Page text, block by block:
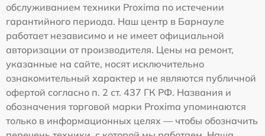
обслуживанием техники Proxima по истечении
гарантийного периода. Наш центр в Барнауле
работает независимо и не имеет официальной
авторизации от производителя. Цены на ремонт,
указанные на сайте, носят исключительно
ознакомительный характер и не являются публичной
офертой согласно п. 2 ст. 437 ГК РФ. Названия и
обозначения торговой марки Proxima упоминаются
только в информационных целях — чтобы обозначить